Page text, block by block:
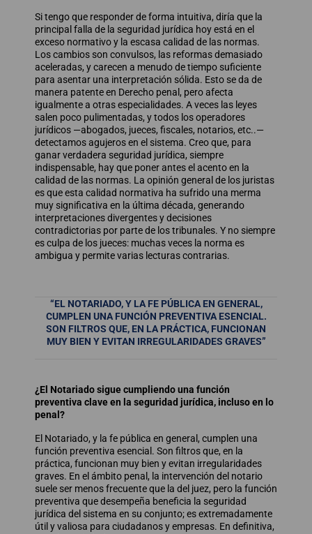
Si tengo que responder de forma intuitiva, diría que la
principal falla de la seguridad jurídica hoy está en el
exceso normativo y la escasa calidad de las normas.
Los cambios son convulsos, las reformas demasiado
aceleradas, y carecen a menudo de tiempo suficiente
para asentar una interpretación sólida. Esto se da de
manera patente en Derecho penal, pero afecta
igualmente a otras especialidades. A veces las leyes
salen poco pulimentadas, y todos los operadores
jurídicos —abogados, jueces, fiscales, notarios, etc..—
detectamos agujeros en el sistema. Creo que, para
ganar verdadera seguridad jurídica, siempre
indispensable, hay que poner antes el acento en la
calidad de las normas. La opinión general de los juristas
es que esta calidad normativa ha sufrido una merma
muy significativa en la última década, generando
interpretaciones divergentes y decisiones
contradictorias por parte de los tribunales. Y no siempre
es culpa de los jueces: muchas veces la norma es
ambigua y permite varias lecturas contrarias.
“EL NOTARIADO, Y LA FE PÚBLICA EN GENERAL,
CUMPLEN UNA FUNCIÓN PREVENTIVA ESENCIAL.
SON FILTROS QUE, EN LA PRÁCTICA, FUNCIONAN
MUY BIEN Y EVITAN IRREGULARIDADES GRAVES”
¿El Notariado sigue cumpliendo una función
preventiva clave en la seguridad jurídica, incluso en lo
penal?
El Notariado, y la fe pública en general, cumplen una
función preventiva esencial. Son filtros que, en la
práctica, funcionan muy bien y evitan irregularidades
graves. En el ámbito penal, la intervención del notario
suele ser menos frecuente que la del juez, pero la función
preventiva que desempeña beneficia la seguridad
jurídica del sistema en su conjunto; es extremadamente
útil y valiosa para ciudadanos y empresas. En definitiva,